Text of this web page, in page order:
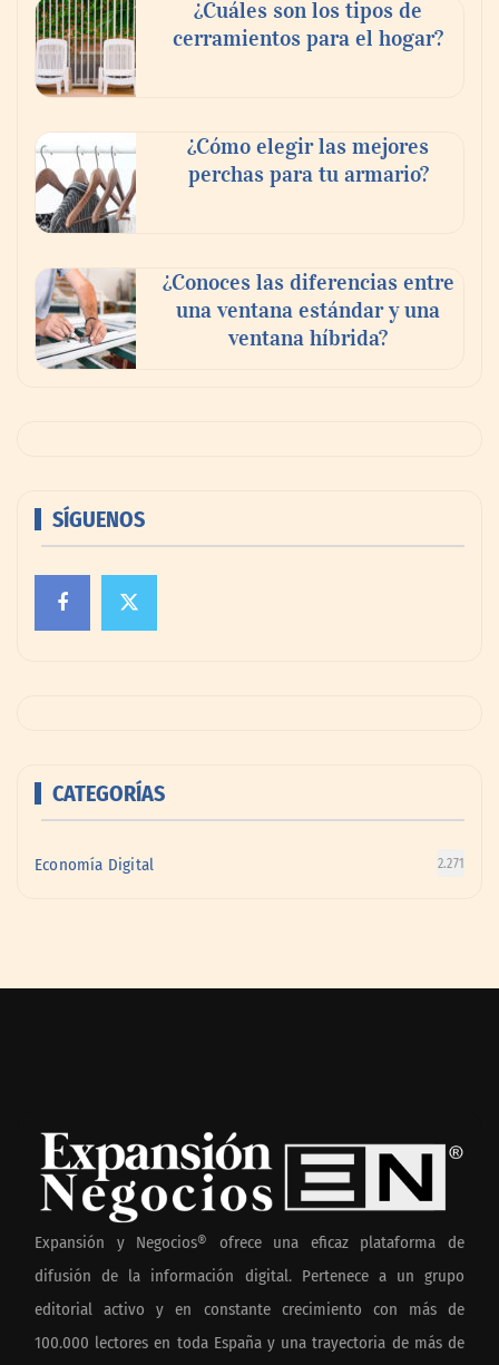
¿Cuáles son los tipos de
cerramientos para el hogar?
¿Cómo elegir las mejores
perchas para tu armario?
¿Conoces las diferencias entre
una ventana estándar y una
ventana híbrida?
SÍGUENOS
CATEGORÍAS
Economía Digital 2.271
Expansión y Negocios® ofrece una eficaz plataforma de
difusión de la información digital. Pertenece a un grupo
editorial activo y en constante crecimiento con más de
100.000 lectores en toda España y una trayectoria de más de